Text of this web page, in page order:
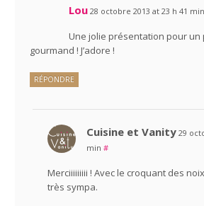
Lou 28 octobre 2013 at 23 h 41 min
Une jolie présentation pour un
gourmand ! J’adore !
RÉPONDRE
Cuisine et Vanity 29
min #
Merciiiiiiiii ! Avec le croquant des
très sympa.